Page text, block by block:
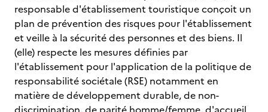
responsable d'établissement touristique conçoit un
plan de prévention des risques pour l'établissement
et veille à la sécurité des personnes et des biens. Il
(elle) respecte les mesures définies par
l'établissement pour l'application de la politique de
responsabilité sociétale (RSE) notamment en
matière de développement durable, de non-